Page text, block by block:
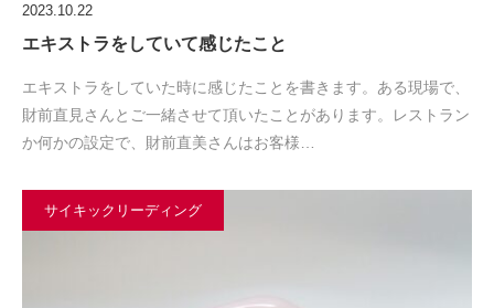
2023.10.22
エキストラをしていて感じたこと
エキストラをしていた時に感じたことを書きます。ある現場で、
財前直見さんとご一緒させて頂いたことがあります。レストラン
か何かの設定で、財前直美さんはお客様…
サイキックリーディング